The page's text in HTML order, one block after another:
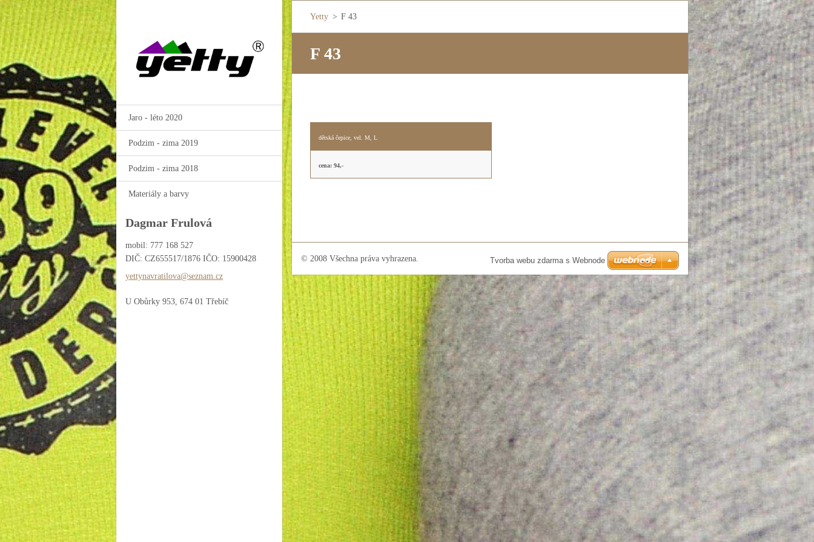
Jaro - léto 2020
Podzim - zima 2019
Podzim - zima 2018
Materiály a barvy
Dagmar Frulová
mobil: 777 168 527
DIČ: CZ655517/1876 IČO: 15900428
yettynavratilova@seznam. cz
U Obůrky 953, 674 01 Třebíč
Yetty > F 43
F 43
dětská čepice, vel. M, L
cena: 94,-
© 2008 Všechna práva vyhrazena. Tvorba webu zdarma s Webnode